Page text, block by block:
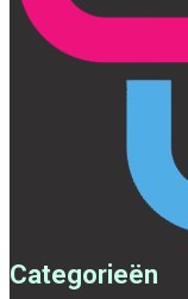
Categorieën